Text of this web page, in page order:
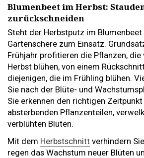
Blumenbeet im Herbst:
zurückschneiden
Steht der Herbstputz im
Gartenschere zum Einsatz.
Frühjahr profitieren die Pflanzen,
Herbst blühen, von einem
diejenigen, die im Frühling blühen.
Sie nach der Blüte- und
Sie erkennen den richtigen
absterbenden Pflanzenteilen,
verblühten Blüten.
Mit dem Herbstschnitt verhindern
regen das Wachstum neuer Blüten